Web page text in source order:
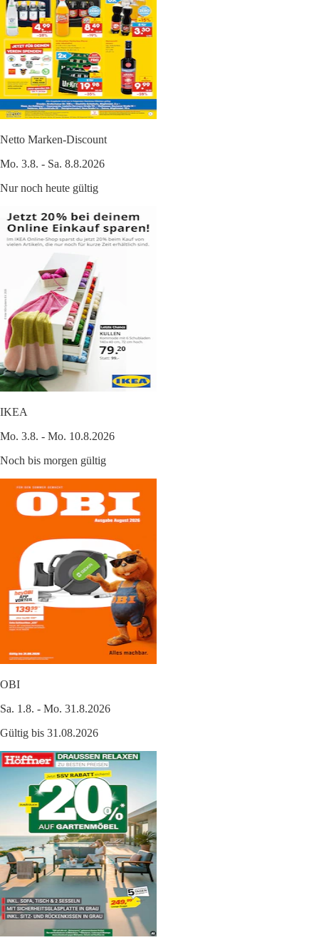
Netto Marken-Discount
Mo. 3.8. - Sa. 8.8.2026
Nur noch heute gültig
IKEA
Mo. 3.8. - Mo. 10.8.2026
Noch bis morgen gültig
OBI
Sa. 1.8. - Mo. 31.8.2026
Gültig bis 31.08.2026